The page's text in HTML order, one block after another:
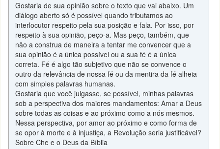
Gostaria de sua opinião sobre o texto que vai abaixo. Um
diálogo aberto só é possível quando tributamos ao
interlocutor respeito pela sua posição e fala. Por isso, por
respeito à sua opinião, peço-a. Mas peço, também, que
não a construa de maneira a tentar me convencer que a
sua opinião é a única possível ou a sua fé é a única
correta. Fé é algo tão subjetivo que não se convence o
outro da relevância de nossa fé ou da mentira da fé alheia
com simples palavras humanas.
Gostaria que você julgasse, se possível, minhas palavras
sob a perspectiva dos maiores mandamentos: Amar a Deus
sobre todas as coisas e ao próximo como a nós mesmos.
Nessa perspectiva, por amor ao próximo e como forma de
se opor à morte e à injustiça, a Revolução seria justificável?
Sobre Che e o Deus da Bíblia